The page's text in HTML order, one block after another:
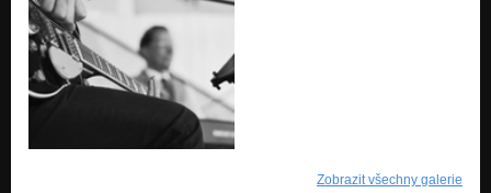
Zobrazit všechny galerie